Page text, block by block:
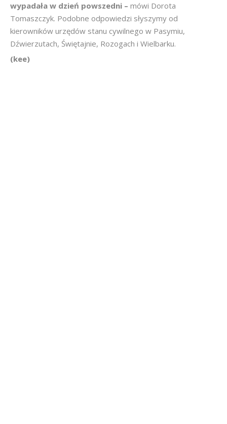
wypadała w dzień powszedni – mówi Dorota
Tomaszczyk. Podobne odpowiedzi słyszymy od
kierowników urzędów stanu cywilnego w Pasymiu,
Dźwierzutach, Świętajnie, Rozogach i Wielbarku.
(kee)